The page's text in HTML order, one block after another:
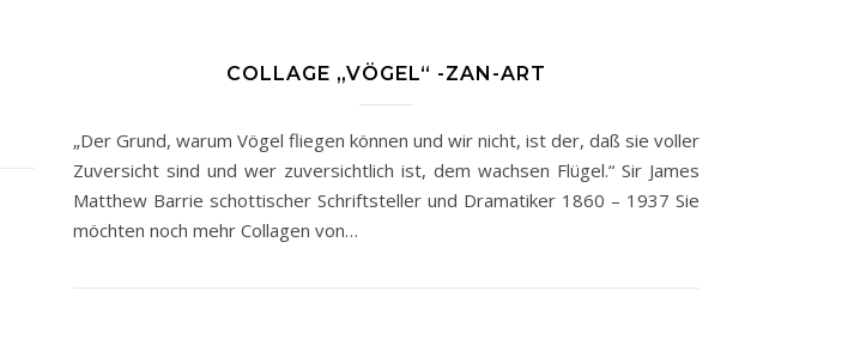
COLLAGE „VÖGEL“ -ZAN-ART
„Der Grund, warum Vögel fliegen können und wir nicht, ist der, daß sie voller
Zuversicht sind und wer zuversichtlich ist, dem wachsen Flügel.“ Sir James
Matthew Barrie schottischer Schriftsteller und Dramatiker 1860 – 1937 Sie
möchten noch mehr Collagen von…